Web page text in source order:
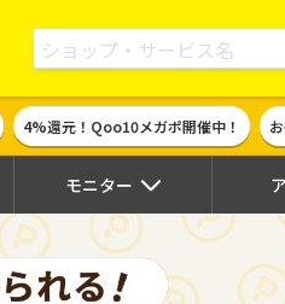
貯めて現金やギフト券に交換できるポイン
4%還元！Qoo10メガポ開催中！
モニター